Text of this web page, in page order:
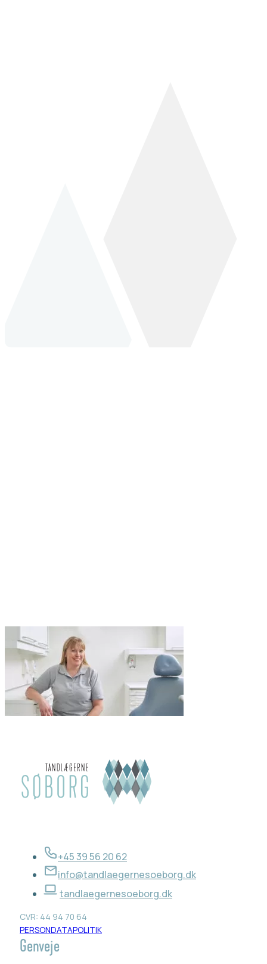
+45 39 56 20 62
info@tandlaegernesoeborg.dk
tandlaegernesoeborg.dk
CVR: 44 94 70 64
PERSONDATAPOLITIK
Genveje